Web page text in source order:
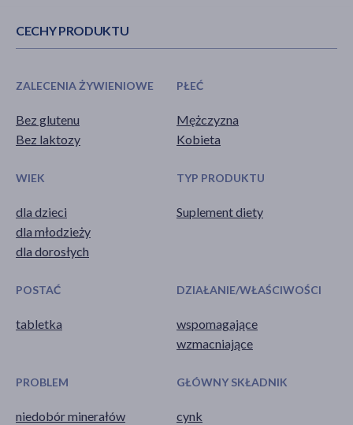
CECHY PRODUKTU
ZALECENIA ŻYWIENIOWE
Bez glutenu
Bez laktozy
PŁEĆ
Mężczyzna
Kobieta
WIEK
dla dzieci
dla młodzieży
dla dorosłych
TYP PRODUKTU
Suplement diety
POSTAĆ
tabletka
DZIAŁANIE/WŁAŚCIWOŚCI
wspomagające
wzmacniające
PROBLEM
niedobór minerałów
GŁÓWNY SKŁADNIK
cynk